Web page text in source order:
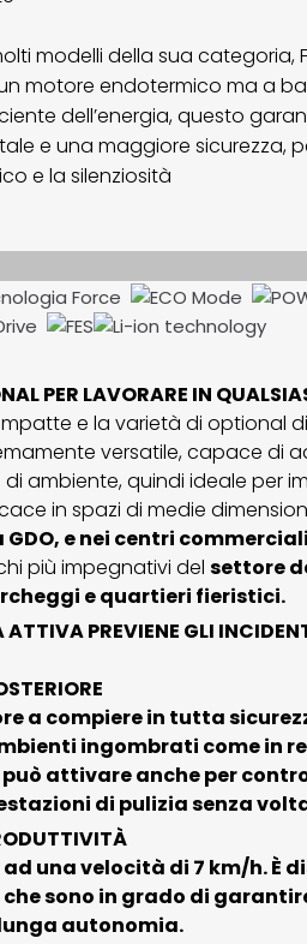
modelli della sua categoria,
motore endotermico ma a
dell’energia, questo
e una maggiore sicurezza,
e la silenziosità
PER LAVORARE IN
e la varietà di optional
versatile, capace di
ambiente, quindi ideale per
in spazi di medie
e nei centri
più impegnativi del settore
e quartieri fieristici.
ATTIVA PREVIENE GLI
a compiere in tutta
ingombrati come in
può attivare anche per
di pulizia senza
ad una velocità di 7 km/h. È
sono in grado di
autonomia.